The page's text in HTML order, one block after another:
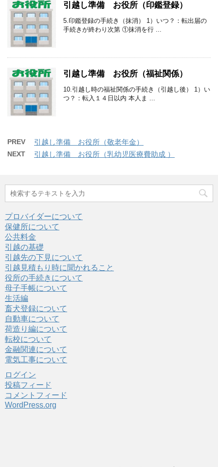
引越し準備 お役所（印鑑登録）
5.印鑑登録の手続き（抹消） 1）いつ？：転出届の
手続きが終わり次第 ①抹消を行 ...
引越し準備 お役所（福祉関係）
10.引越し時の福祉関係の手続き（引越し後） 1）い
つ？：転入１４日以内 本人ま ...
PREV 引越し準備 お役所（敬老年金）
NEXT 引越し準備 お役所（乳幼児医療費助成 ）
プロバイダーについて
保健所について
公共料金
引越の基礎
引越先の下見について
引越見積もり時に聞かれること
役所の手続きについて
母子手帳について
生活編
畜犬登録について
自動車について
荷造り編について
転校について
金融関連について
電気工事について
ログイン
投稿フィード
コメントフィード
WordPress.org